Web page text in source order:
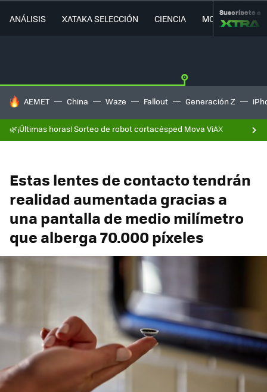
ANÁLISIS XATAKA SELECCIÓN CIENCIA MOVILIDAD
Suscríbete a
HOY SE HABLA DE
AEMET China Waze Fallout Generación Z
🌿¡Últimas horas! Sorteo de robot cortacésped Mova ViAX
Estas lentes de contacto tendrán
realidad aumentada gracias a
una pantalla de medio milímetro
que alberga 70.000 píxeles